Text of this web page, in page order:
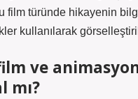
film türünde hikayenin
kullanılarak
ve
mı?